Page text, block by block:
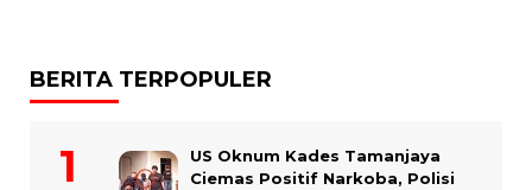
BERITA TERPOPULER
US Oknum Kades Tamanjaya
Ciemas Positif Narkoba, Polisi